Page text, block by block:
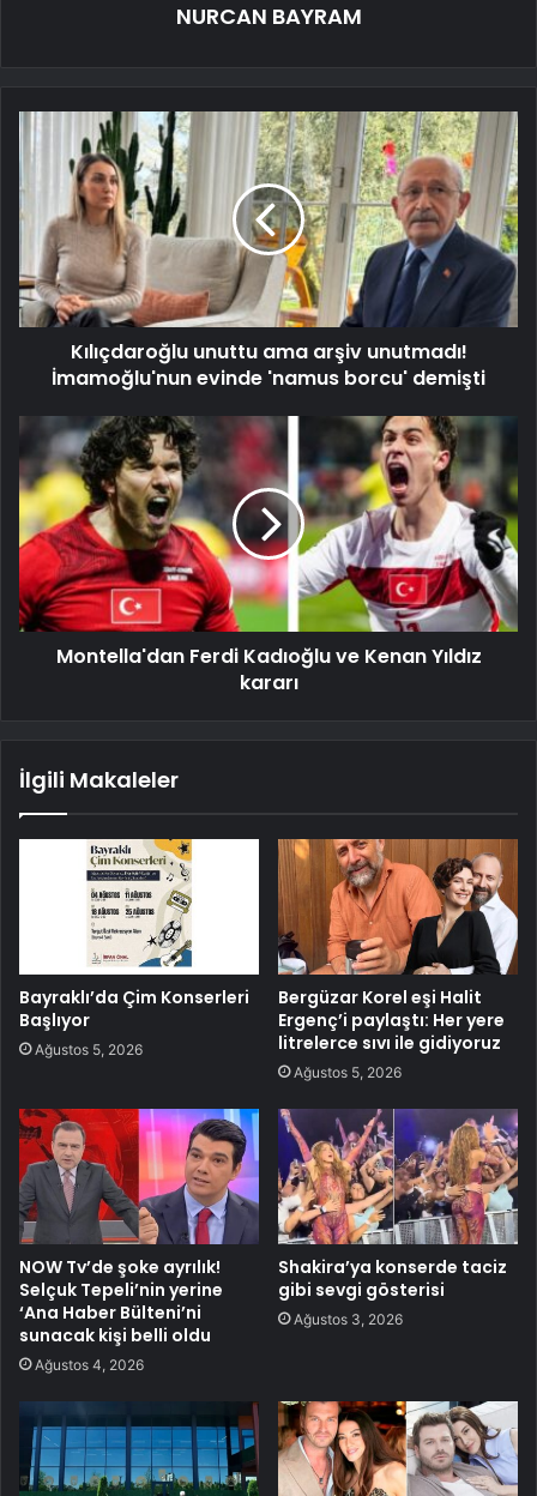
NURCAN BAYRAM
Kılıçdaroğlu unuttu ama arşiv unutmadı!
İmamoğlu'nun evinde 'namus borcu' demişti
Montella'dan Ferdi Kadıoğlu ve Kenan Yıldız
kararı
İlgili Makaleler
Bayraklı’da Çim Konserleri
Başlıyor
Ağustos 5, 2026
Bergüzar Korel eşi Halit
Ergenç’i paylaştı: Her yere
litrelerce sıvı ile gidiyoruz
Ağustos 5, 2026
NOW Tv’de şoke ayrılık!
Selçuk Tepeli’nin yerine
‘Ana Haber Bülteni’ni
sunacak kişi belli oldu
Ağustos 4, 2026
Shakira’ya konserde taciz
gibi sevgi gösterisi
Ağustos 3, 2026